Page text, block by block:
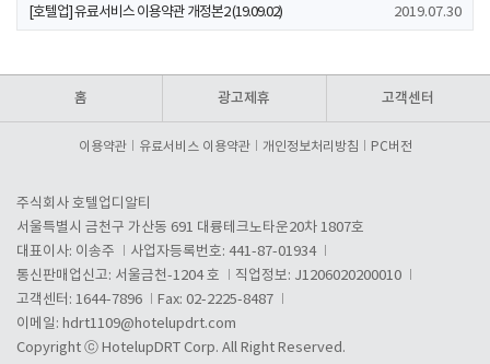
[호텔업] 유료서비스 이용약관 개정본2 (19.09.02) 2019.07.30
홈 광고제휴 고객센터
이용약관 유료서비스 이용약관 개인정보처리방침 PC버전
주식회사 호텔업디알티
서울특별시 금천구 가산동 691 대륭테크노타운20차 1807호
대표이사: 이송주
사업자등록번호: 441-87-01934
통신판매업신고: 서울금천-1204 호
직업정보: J1206020200010
고객센터: 1644-7896
Fax: 02-2225-8487
이메일: hdrt1109@hotelupdrt.com
Copyright ⓒ HotelupDRT Corp. All Right Reserved.